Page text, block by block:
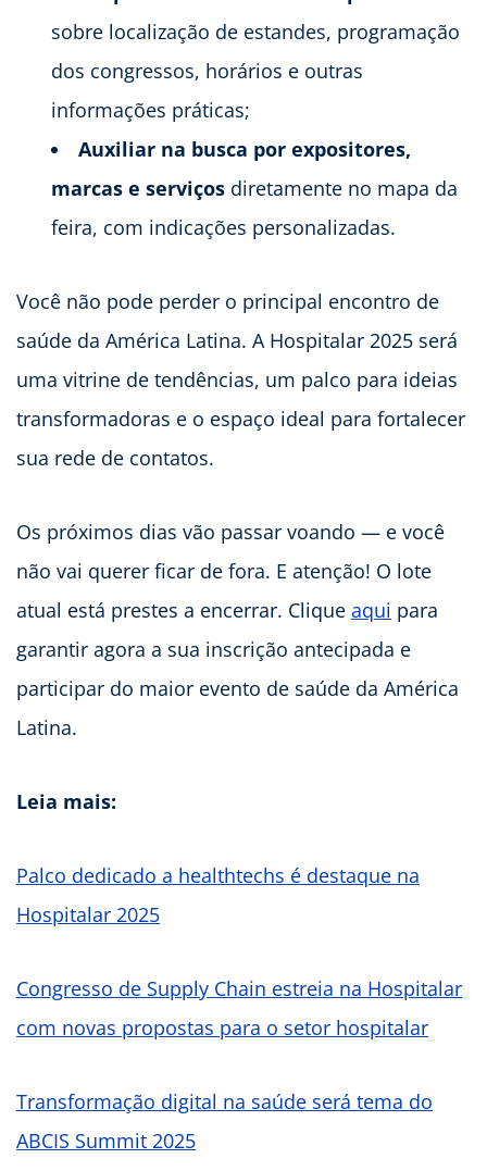
sobre localização de estandes, programação
dos congressos, horários e outras
informações práticas;
Auxiliar na busca por expositores,
marcas e serviços diretamente no mapa da
feira, com indicações personalizadas.
Você não pode perder o principal encontro de
saúde da América Latina. A Hospitalar 2025 será
uma vitrine de tendências, um palco para ideias
transformadoras e o espaço ideal para fortalecer
sua rede de contatos.
Os próximos dias vão passar voando — e você
não vai querer ficar de fora. E atenção! O lote
atual está prestes a encerrar. Clique aqui para
garantir agora a sua inscrição antecipada e
participar do maior evento de saúde da América
Latina.
Leia mais:
Palco dedicado a healthtechs é destaque na
Hospitalar 2025
Congresso de Supply Chain estreia na Hospitalar
com novas propostas para o setor hospitalar
Transformação digital na saúde será tema do
ABCIS Summit 2025